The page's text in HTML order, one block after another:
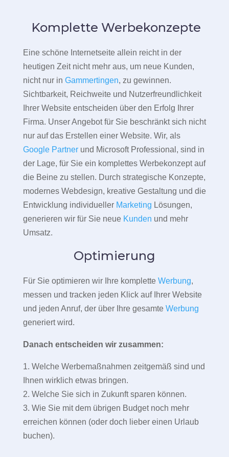
Komplette Werbekonzepte
Eine schöne Internetseite allein reicht in der
heutigen Zeit nicht mehr aus, um neue Kunden,
nicht nur in Gammertingen, zu gewinnen.
Sichtbarkeit, Reichweite und Nutzerfreundlichkeit
Ihrer Website entscheiden über den Erfolg Ihrer
Firma. Unser Angebot für Sie beschränkt sich nicht
nur auf das Erstellen einer Website. Wir, als
Google Partnerund Microsoft Professional, sind in
der Lage, für Sie ein komplettes Werbekonzept auf
die Beine zu stellen. Durch strategische Konzepte,
modernes Webdesign, kreative Gestaltung und die
Entwicklung individueller Marketing Lösungen,
generieren wir für Sie neue Kunden und mehr
Umsatz.
Optimierung
Für Sie optimieren wir Ihre komplette Werbung,
messen und tracken jeden Klick auf Ihrer Website
und jeden Anruf, der über Ihre gesamte Werbung
generiert wird.
Danach entscheiden wir zusammen:
1. Welche Werbemaßnahmen zeitgemäß sind und
Ihnen wirklich etwas bringen.
2. Welche Sie sich in Zukunft sparen können.
3. Wie Sie mit dem übrigen Budget noch mehr
erreichen können (oder doch lieber einen Urlaub
buchen).